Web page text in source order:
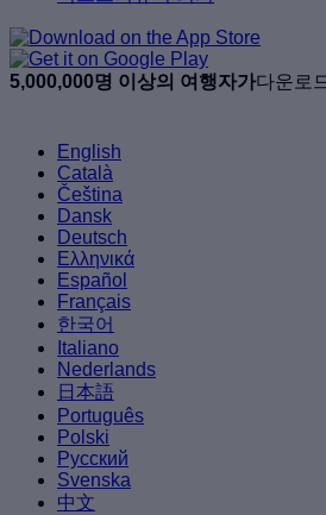
5,000,000명 이상의 여행자가다운로
English
Català
Čeština
Dansk
Deutsch
Ελληνικά
Español
Français
한국어
Italiano
Nederlands
日本語
Português
Polski
Русский
Svenska
中文